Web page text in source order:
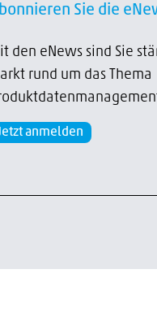
Sie die
den eNews sind Sie
rund um das Thema
anmelden